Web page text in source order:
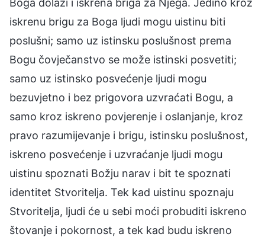
iskrenu brigu za Boga ljudi mogu uistinu biti
poslušni; samo uz istinsku poslušnost prema
Bogu čovječanstvo se može istinski posvetiti;
samo uz istinsko posvećenje ljudi mogu
bezuvjetno i bez prigovora uzvraćati Bogu, a
samo kroz iskreno povjerenje i oslanjanje, kroz
pravo razumijevanje i brigu, istinsku poslušnost,
iskreno posvećenje i uzvraćanje ljudi mogu
uistinu spoznati Božju narav i bit te spoznati
identitet Stvoritelja. Tek kad uistinu spoznaju
Stvoritelja, ljudi će u sebi moći probuditi iskreno
štovanje i pokornost, a tek kad budu iskreno